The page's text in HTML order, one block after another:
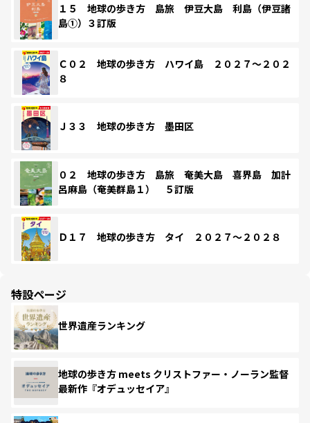
１５ 地球の歩き方 島旅 伊豆大島 利島（伊豆諸
島①）３訂版
Ｃ０２ 地球の歩き方 ハワイ島 ２０２７～２０２
８
Ｊ３３ 地球の歩き方 墨田区
０２ 地球の歩き方 島旅 奄美大島 喜界島 加計
呂麻島（奄美群島１） ５訂版
Ｄ１７ 地球の歩き方 タイ ２０２７～２０２８
特設ページ
世界遺産ランキング
地球の歩き方 meets クリストファー・ノーラン監督
最新作『オデュッセイア』